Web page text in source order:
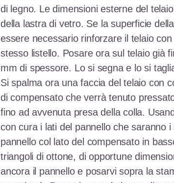
di legno. Le dimensioni esterne del
della lastra di vetro. Se la superficie
essere necessario rinforzare il telaio
stesso listello. Posare ora sul telaio già
mm di spessore. Lo si segna e lo si
Si spalma ora una faccia del telaio con
di compensato che verrà tenuto
fino ad avvenuta presa della colla.
con cura i lati del pannello che saranno
pannello col lato del compensato in
triangoli di ottone, di opportune
ancora il pannello e posarvi sopra la